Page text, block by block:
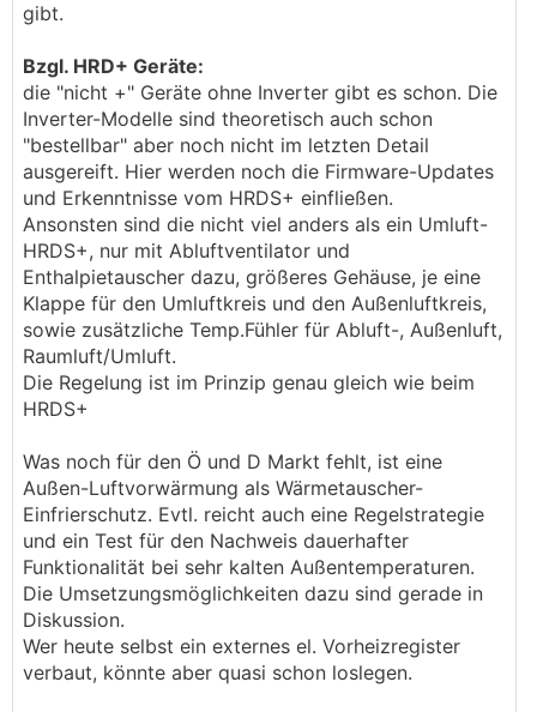
gibt.
Bzgl. HRD+ Geräte:
die "nicht +" Geräte ohne Inverter gibt es schon. Die
Inverter-Modelle sind theoretisch auch schon
"bestellbar" aber noch nicht im letzten Detail
ausgereift. Hier werden noch die Firmware-Updates
und Erkenntnisse vom HRDS+ einfließen.
Ansonsten sind die nicht viel anders als ein Umluft-
HRDS+, nur mit Abluftventilator und
Enthalpietauscher dazu, größeres Gehäuse, je eine
Klappe für den Umluftkreis und den Außenluftkreis,
sowie zusätzliche Temp.Fühler für Abluft-, Außenluft,
Raumluft/Umluft.
Die Regelung ist im Prinzip genau gleich wie beim
HRDS+
Was noch für den Ö und D Markt fehlt, ist eine
Außen-Luftvorwärmung als Wärmetauscher-
Einfrierschutz. Evtl. reicht auch eine Regelstrategie
und ein Test für den Nachweis dauerhafter
Funktionalität bei sehr kalten Außentemperaturen.
Die Umsetzungsmöglichkeiten dazu sind gerade in
Diskussion.
Wer heute selbst ein externes el. Vorheizregister
verbaut, könnte aber quasi schon loslegen.